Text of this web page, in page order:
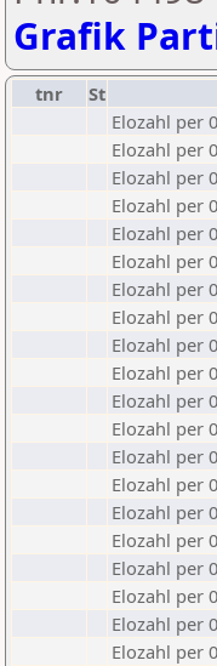
Grafik
tnr St
Elozahl per
Elozahl per
Elozahl per
Elozahl per
Elozahl per
Elozahl per
Elozahl per
Elozahl per
Elozahl per
Elozahl per
Elozahl per
Elozahl per
Elozahl per
Elozahl per
Elozahl per
Elozahl per
Elozahl per
Elozahl per
Elozahl per
Elozahl per